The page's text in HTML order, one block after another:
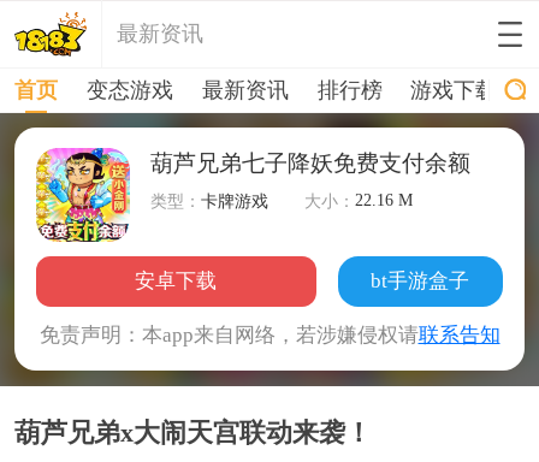
最新资讯
首页 变态游戏 最新资讯 排行榜 游戏下载
葫芦兄弟七子降妖免费支付余额
类型：卡牌游戏 大小：22.16 M
安卓下载 bt手游盒子
免责声明：本app来自网络，若涉嫌侵权请联系告知
葫芦兄弟x大闹天宫联动来袭！